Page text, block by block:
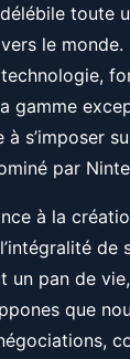
toute
le
gamme
à s’imposer
par
à la
de
un pan de
que